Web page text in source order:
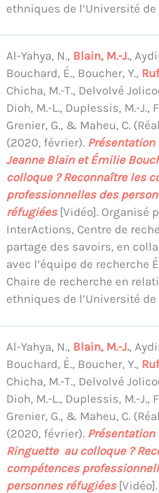
ethniques de l’Université
Al-Yahya, N., Blain, M.-J.,
Bouchard, É., Boucher, Y.,
Chicha, M.-T., Delvolvé
Dioh, M.-L., Duplessis, M.-J.,
Grenier, G., & Maheu, C.
(2020, février). Présentation
Jeanne Blain et Émilie
colloque ? Reconnaître les
professionnelles des
réfugiées[Vidéo]. Organisé
InterActions, Centre de
partage des savoirs, en
avec l’équipe de recherche
Chaire de recherche en
ethniques de l’Université
Al-Yahya, N., Blain, M.-J.,
Bouchard, É., Boucher, Y.,
Chicha, M.-T., Delvolvé
Dioh, M.-L., Duplessis, M.-J.,
Grenier, G., & Maheu, C.
(2020, février).
Ringuette au colloque ?
compétences
personnes réfugiées